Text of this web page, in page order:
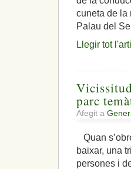
mentre
augmenta
el
de
nació
cuneta de la
Palau del
Llegir tot
parc
Afegit a
Quan
baixar, una
persones i